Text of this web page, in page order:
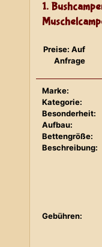
1.
Preise: Auf
Anfrage
Marke:
Kategorie:
Besonderheit:
Aufbau:
Bettengröße:
Beschreibung:
Gebühren: